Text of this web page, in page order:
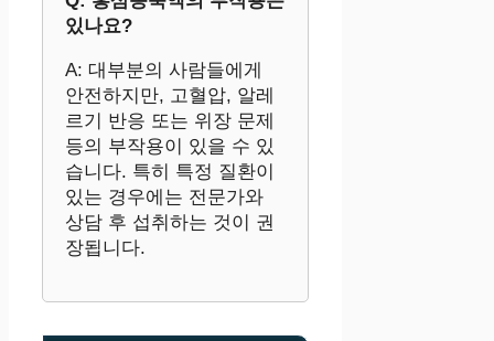
있나요?
A: 대부분의 사람들에게
안전하지만, 고혈압, 알레
르기 반응 또는 위장 문제
등의 부작용이 있을 수 있
습니다. 특히 특정 질환이
있는 경우에는 전문가와
상담 후 섭취하는 것이 권
장됩니다.